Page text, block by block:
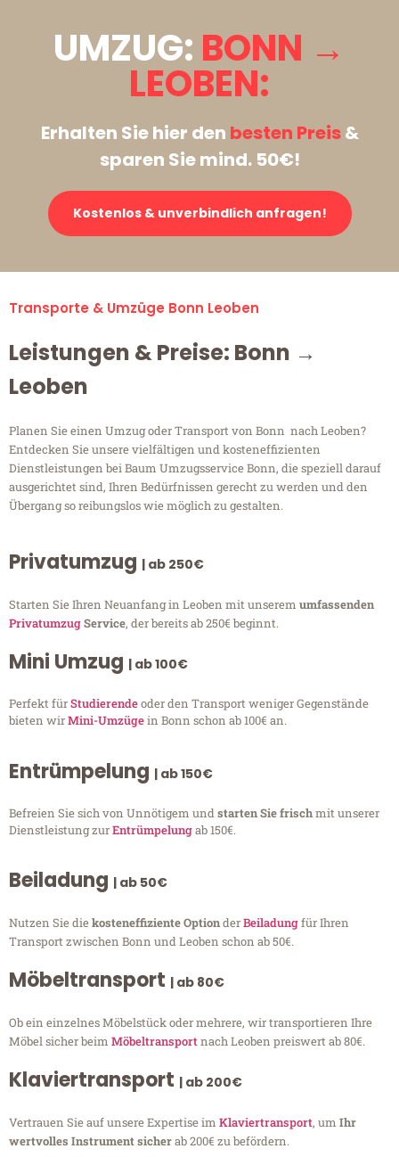
UMZUG: BONN →
LEOBEN:
Erhalten Sie hier den besten Preis&
sparen Sie mind. 50€!
Kostenlos & unverbindlich anfragen!
Transporte & Umzüge Bonn Leoben
Leistungen & Preise: Bonn →
Leoben
Planen Sie einen Umzug oder Transport von Bonn nach Leoben?
Entdecken Sie unsere vielfältigen und kosteneffizienten
Dienstleistungen bei Baum Umzugsservice Bonn, die speziell darauf
ausgerichtet sind, Ihren Bedürfnissen gerecht zu werden und den
Übergang so reibungslos wie möglich zu gestalten.
Privatumzug | ab 250€
Starten Sie Ihren Neuanfang in Leoben mit unserem umfassenden
PrivatumzugService, der bereits ab 250€ beginnt.
Mini Umzug | ab 100€
Perfekt fürStudierendeoder den Transport weniger Gegenstände
bieten wirMini-Umzügein Bonn schon ab 100€ an.
Entrümpelung | ab 150€
Befreien Sie sich von Unnötigem undstarten Sie frischmit unserer
Dienstleistung zurEntrümpelungab 150€.
Beiladung | ab 50€
Nutzen Sie diekosteneffiziente OptionderBeiladungfür Ihren
Transport zwischen Bonn und Leoben schon ab 50€.
Möbeltransport | ab 80€
Ob ein einzelnes Möbelstück oder mehrere, wir transportieren Ihre
Möbel sicher beim Möbeltransportnach Leoben preiswert ab 80€.
Klaviertransport | ab 200€
Vertrauen Sie auf unsere Expertise im Klaviertransport, um Ihr
wertvolles Instrument sicherab 200€ zu befördern.